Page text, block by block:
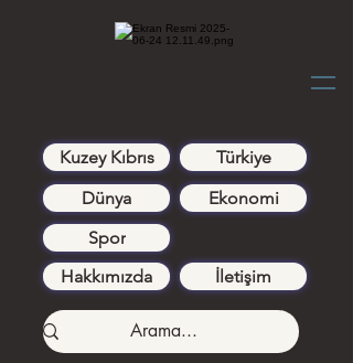
Kuzey Kıbrıs
Türkiye
Dünya
Ekonomi
Spor
Hakkımızda
İletişim